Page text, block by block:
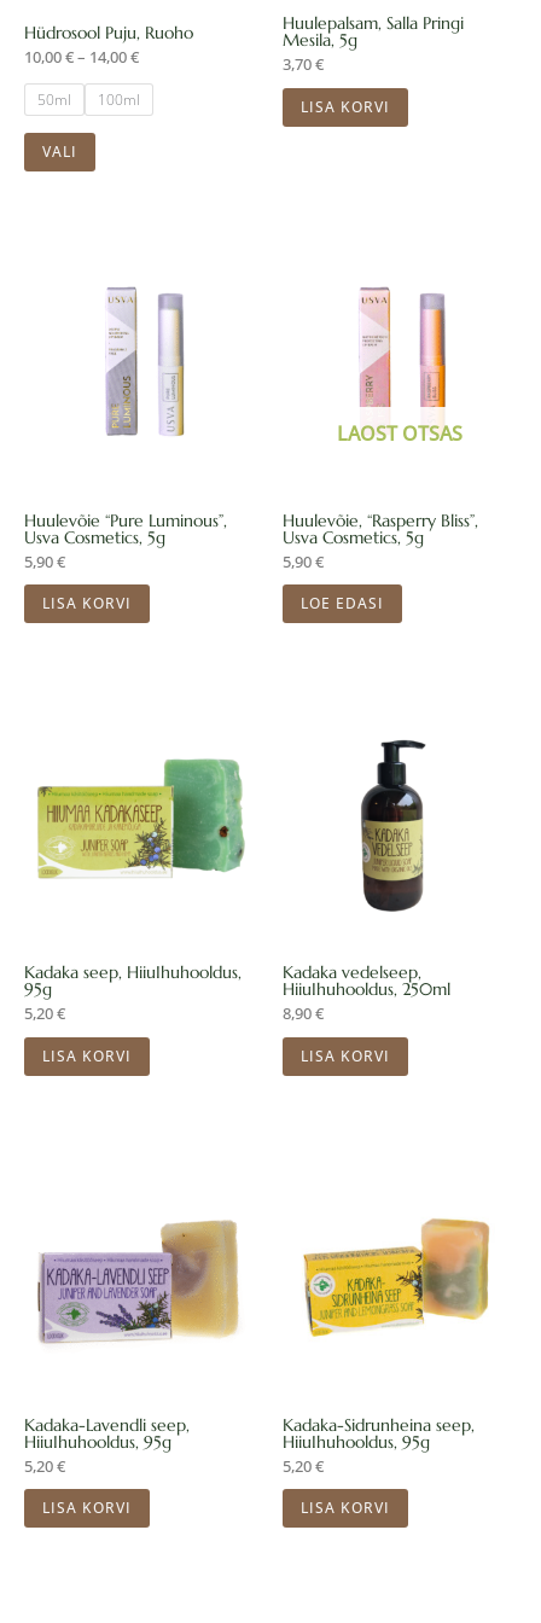
Hüdrosool Puju, Ruoho
10,00€– 14,00€
50ml 100ml
VALI
tootelehel.
Huulepalsam, Salla Pringi
Mesila, 5g
3,70€
LISA KORVI
Huulevõie “Pure Luminous”,
Usva Cosmetics, 5g
5,90€
LISA KORVI
LAOST OTSAS
Huulevõie, “Rasperry Bliss”,
Usva Cosmetics, 5g
5,90€
LOE EDASI
Kadaka seep, HiiuIhuhooldus,
95g
5,20€
LISA KORVI
Kadaka vedelseep,
HiiuIhuhooldus, 250ml
8,90€
LISA KORVI
Kadaka-Lavendli seep,
HiiuIhuhooldus, 95g
5,20€
LISA KORVI
Kadaka-Sidrunheina seep,
HiiuIhuhooldus, 95g
5,20€
LISA KORVI